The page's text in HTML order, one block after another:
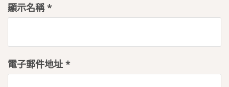
顯示名稱*
電子郵件地址 *